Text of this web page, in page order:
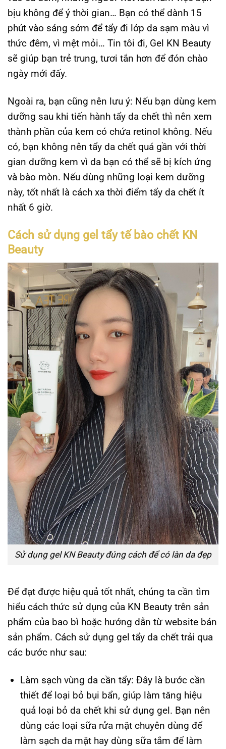
bịu không để ý thời gian… Bạn có thể dành 15
phút vào sáng sớm để tẩy đi lớp da sạm màu vì
thức đêm, vì mệt mỏi… Tin tôi đi, Gel KN Beauty
sẽ giúp bạn trẻ trung, tươi tắn hơn để đón chào
ngày mới đấy.
Ngoài ra, bạn cũng nên lưu ý: Nếu bạn dùng kem
dưỡng sau khi tiến hành tẩy da chết thì nên xem
thành phần của kem có chứa retinol không. Nếu
có, bạn không nên tẩy da chết quá gần với thời
gian dưỡng kem vì da bạn có thể sẽ bị kích ứng
và bào mòn. Nếu dùng những loại kem dưỡng
này, tốt nhất là cách xa thời điểm tẩy da chết ít
nhất 6 giờ.
Cách sử dụng gel tẩy tế bào chết KN
Beauty
Sử dụng gel KN Beauty đúng cách để có làn da đẹp
Để đạt được hiệu quả tốt nhất, chúng ta cần tìm
hiểu cách thức sử dụng của KN Beauty trên sản
phẩm của bao bì hoặc hướng dẫn từ website bán
sản phẩm. Cách sử dụng gel tẩy da chết trải qua
các bước như sau:
Làm sạch vùng da cần tẩy: Đây là bước cần
thiết để loại bỏ bụi bẩn, giúp làm tăng hiệu
quả loại bỏ da chết khi sử dụng gel. Bạn nên
dùng các loại sữa rửa mặt chuyên dùng để
làm sạch da mặt hay dùng sữa tắm để làm